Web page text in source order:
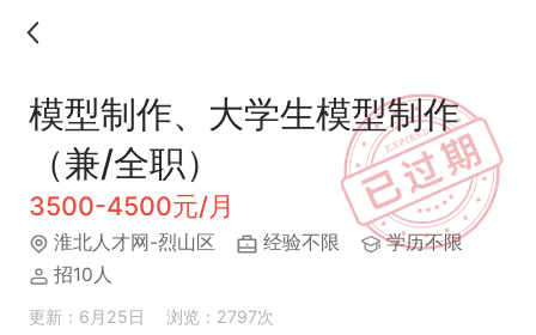
模型制作、大学生模型制作
（兼/全职）
3500-4500元/月
淮北人才网-烈山区 经验不限
学历不限
招10人
更新：6月25日 浏览：2797次